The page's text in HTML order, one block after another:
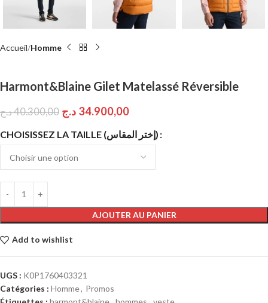
Accueil Homme
Harmont&Blaine Gilet Matelassé Réversible
40.300,00د.ج 34.900,00 د.ج
CHOISISSEZ LA TAILLE (إختر المقاس)
AJOUTER AU PANIER
Add to wishlist
UGS : K0P1760403321
Catégories : Homme, Promos